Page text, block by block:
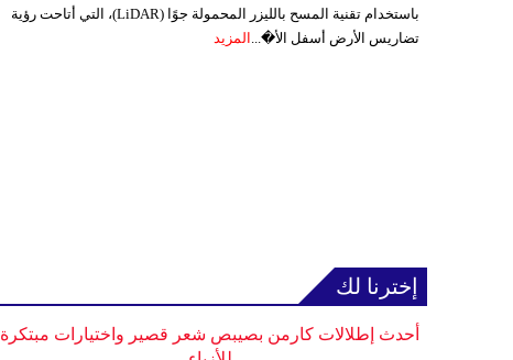
باستخدام تقنية المسح بالليزر المحمولة جوًا (LiDAR)، التي أتاحت رؤية
تضاريس الأرض أسفل الأ�... المزيد
إخترنا لك
أحدث إطلالات كارمن بصيبص شعر قصير واختيارات مبتكرة